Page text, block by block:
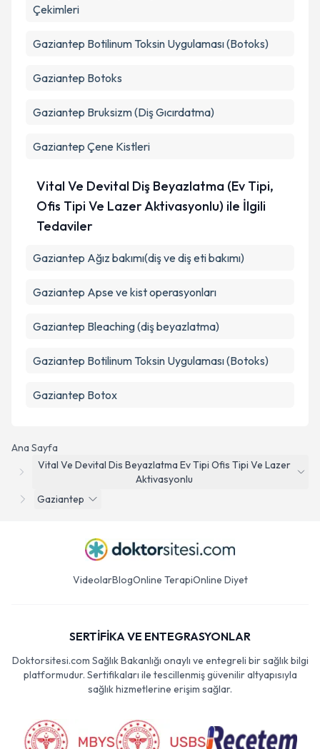
Ana Sayfa
Vital Ve Devital Dis Beyazlatma Ev Tipi Ofis Tipi Ve Lazer
Aktivasyonlu
Gaziantep
Çekimleri
Gaziantep Botilinum Toksin Uygulaması (Botoks)
Gaziantep Botoks
Gaziantep Bruksizm (Diş Gıcırdatma)
Gaziantep Çene Kistleri
Vital Ve Devital Diş Beyazlatma (Ev Tipi,
Ofis Tipi Ve Lazer Aktivasyonlu) ile İlgili
Tedaviler
Gaziantep Ağız bakımı(diş ve diş eti bakımı)
Gaziantep Apse ve kist operasyonları
Gaziantep Bleaching (diş beyazlatma)
Gaziantep Botilinum Toksin Uygulaması (Botoks)
Gaziantep Botox
VideolarBlogOnline TerapiOnline Diyet
SERTİFİKA VE ENTEGRASYONLAR
Doktorsitesi.com Sağlık Bakanlığı onaylı ve entegreli bir sağlık bilgi
platformudur. Sertifikaları ile tescillenmiş güvenilir altyapısıyla
sağlık hizmetlerine erişim sağlar.